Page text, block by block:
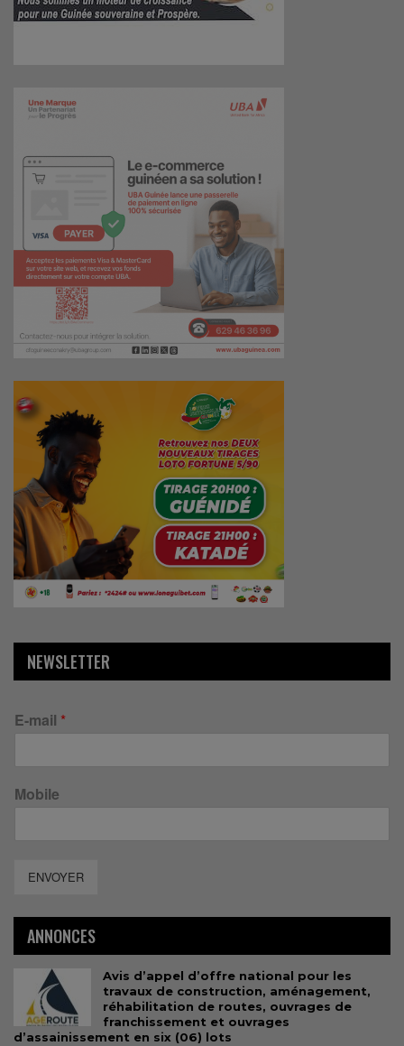
NEWSLETTER
E-mail *
Mobile
ENVOYER
ANNONCES
Avis d’appel d’offre national pour les
travaux de construction, aménagement,
réhabilitation de routes, ouvrages de
franchissement et ouvrages
d’assainissement en six (06) lots